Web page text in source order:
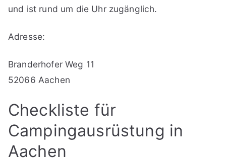
und ist rund um die Uhr zugänglich.
Adresse:
Branderhofer Weg 11
52066 Aachen
Checkliste für
Campingausrüstung in
Aachen